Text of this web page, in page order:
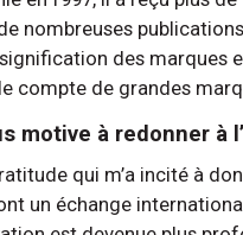
nombreuses
des marques
compte de grandes
motive à redonner à
qui m’a incité à
un échange